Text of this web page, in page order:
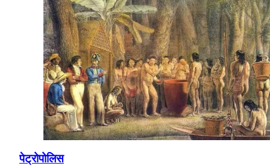
पेट्रोपोलिस